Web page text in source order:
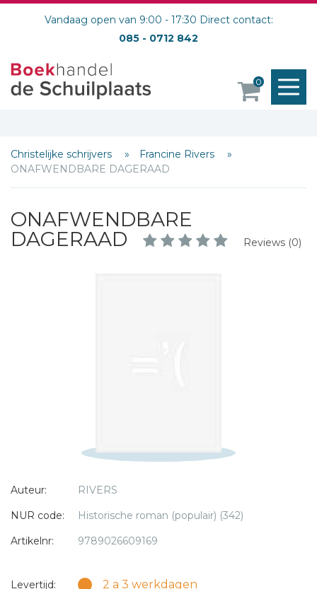
Vandaag open van 9:00 - 17:30 Direct contact:
085 - 0712 842
0
Christelijke schrijvers
Francine Rivers
ONAFWENDBARE DAGERAAD
ONAFWENDBARE
DAGERAAD
Reviews (0)
Auteur:
RIVERS
NUR code:
Historische roman (populair) (342)
Artikelnr:
9789026609169
Levertijd: 2 a 3 werkdagen
Sterren